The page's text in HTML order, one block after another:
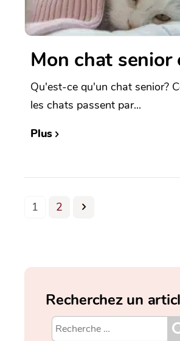
Mon chat senior
Qu'est-ce qu'un chat senior?
les chats passent par...
Plus
1 2
Recherchez un